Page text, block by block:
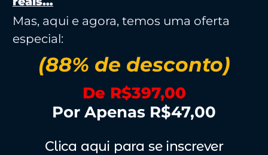
Mas, aqui e agora, temos uma oferta
especial:
(88% de desconto)
De R$397,00
Por Apenas R$47,00
Clica aqui para se inscrever